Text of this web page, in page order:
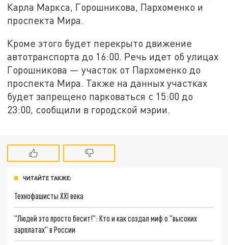
Карла Маркса, Горошникова, Пархоменко и
проспекта Мира.
Кроме этого будет перекрыто движение
автотранспорта до 16:00. Речь идет об улицах
Горошникова — участок от Пархоменко до
проспекта Мира. Также на данных участках
будет запрещено парковаться с 15:00 до
23:00, сообщили в городской мэрии.
ЧИТАЙТЕ ТАКЖЕ:
Технофашисты XXI века
"Людей это просто бесит!": Кто и как создал миф о "высоких
зарплатах" в России